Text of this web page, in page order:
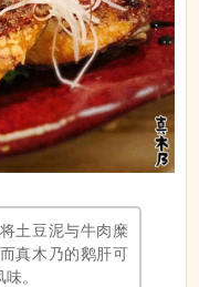
土豆泥与牛肉糜
真木乃的鹅肝可
。